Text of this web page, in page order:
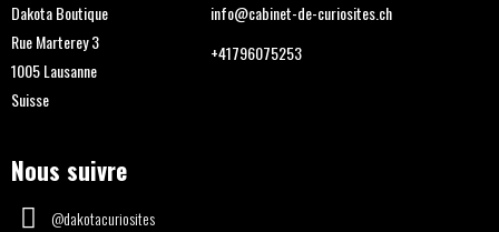
Dakota Boutique
Rue Marterey 3
1005 Lausanne
Suisse
info@cabinet-de-curiosites.ch
+41796075253
Nous suivre
@dakotacuriosites